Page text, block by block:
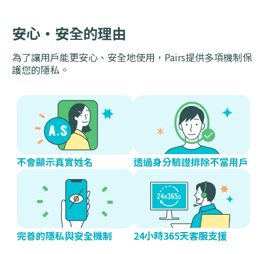
安心・安全的理由
為了讓用戶能更安心、安全地使用，Pairs提供多項機制保
護您的隱私。
不會顯示真實姓名 透過身分驗證排除不當用戶
完善的隱私與安全機制 24小時365天客服支援